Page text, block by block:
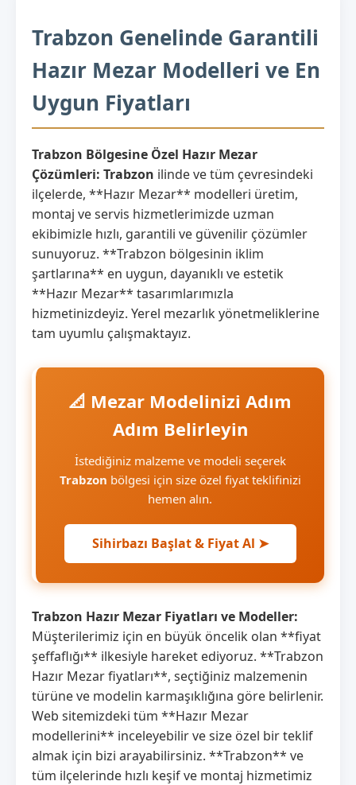
Trabzon Genelinde Garantili
Hazır Mezar Modelleri ve En
Uygun Fiyatları
Trabzon Bölgesine Özel Hazır Mezar
Çözümleri: Trabzon ilinde ve tüm çevresindeki
ilçelerde, **Hazır Mezar** modelleri üretim,
montaj ve servis hizmetlerimizde uzman
ekibimizle hızlı, garantili ve güvenilir çözümler
sunuyoruz. **Trabzon bölgesinin iklim
şartlarına** en uygun, dayanıklı ve estetik
**Hazır Mezar** tasarımlarımızla
hizmetinizdeyiz. Yerel mezarlık yönetmeliklerine
tam uyumlu çalışmaktayız.
📐 Mezar Modelinizi Adım
Adım Belirleyin
İstediğiniz malzeme ve modeli seçerek
Trabzon bölgesi için size özel fiyat teklifinizi
hemen alın.
Sihirbazı Başlat & Fiyat Al ➤
Trabzon Hazır Mezar Fiyatları ve Modeller:
Müşterilerimiz için en büyük öncelik olan **fiyat
şeffaflığı** ilkesiyle hareket ediyoruz. **Trabzon
Hazır Mezar fiyatları**, seçtiğiniz malzemenin
türüne ve modelin karmaşıklığına göre belirlenir.
Web sitemizdeki tüm **Hazır Mezar
modellerini** inceleyebilir ve size özel bir teklif
almak için bizi arayabilirsiniz. **Trabzon** ve
tüm ilçelerinde hızlı keşif ve montaj hizmetimiz